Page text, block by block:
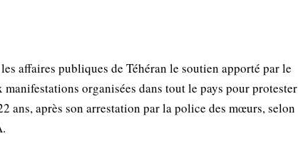
affaires publiques de Téhéran le soutien apporté par le
organisées dans tout le pays pour protester
ans, après son arrestation par la police des mœurs, selon